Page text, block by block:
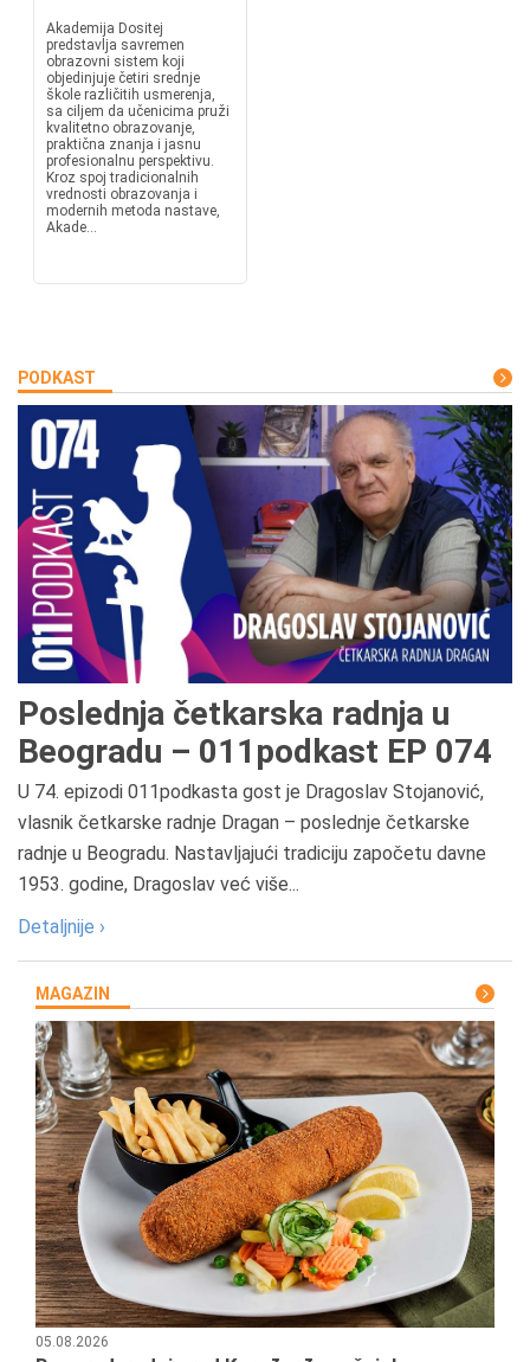
Akademija Dositej
predstavlja savremen
obrazovni sistem koji
objedinjuje četiri srednje
škole različitih usmerenja,
sa ciljem da učenicima pruži
kvalitetno obrazovanje,
praktična znanja i jasnu
profesionalnu perspektivu.
Kroz spoj tradicionalnih
vrednosti obrazovanja i
modernih metoda nastave,
Akade...
PODKAST
Poslednja četkarska radnja u
Beogradu – 011podkast EP 074
U 74. epizodi 011podkasta gost je Dragoslav Stojanović,
vlasnik četkarske radnje Dragan – poslednje četkarske
radnje u Beogradu. Nastavljajući tradiciju započetu davne
1953. godine, Dragoslav već više...
Detaljnije ›
MAGAZIN
05.08.2026